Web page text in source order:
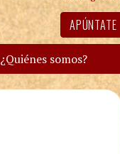
APÚNTATE
¿Quiénes somos?